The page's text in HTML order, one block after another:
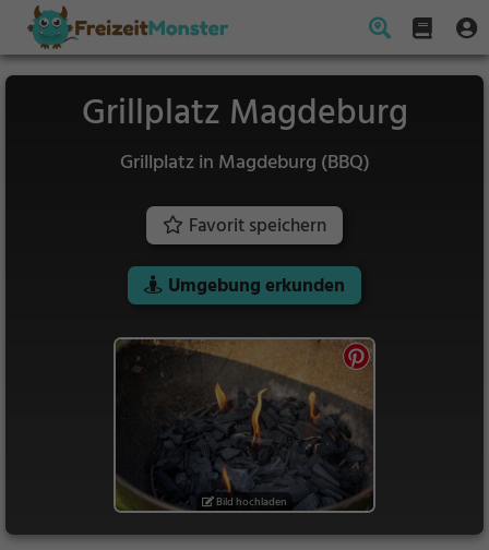
Grillplatz Magdeburg
Grillplatz in Magdeburg (BBQ)
Favorit speichern
Umgebung erkunden
Bild hochladen